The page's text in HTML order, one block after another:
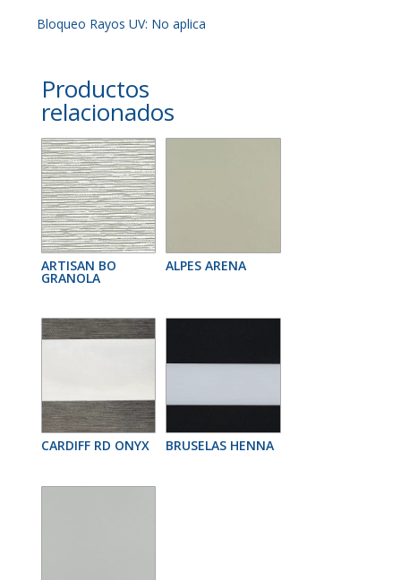
Bloqueo Rayos UV: No aplica
Productos
relacionados
ARTISAN BO
GRANOLA
ALPES ARENA
CARDIFF RD ONYX BRUSELAS HENNA